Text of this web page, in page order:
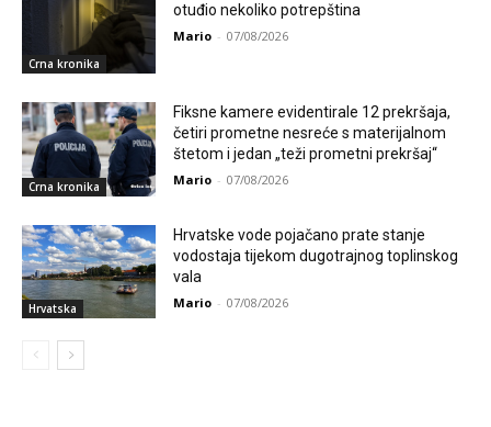
Crna kronika
otuđio nekoliko potrepština
Mario - 07/08/2026
Crna kronika
Fiksne kamere evidentirale 12 prekršaja,
četiri prometne nesreće s materijalnom
štetom i jedan „teži prometni prekršaj“
Mario - 07/08/2026
Hrvatska
Hrvatske vode pojačano prate stanje
vodostaja tijekom dugotrajnog toplinskog
vala
Mario - 07/08/2026